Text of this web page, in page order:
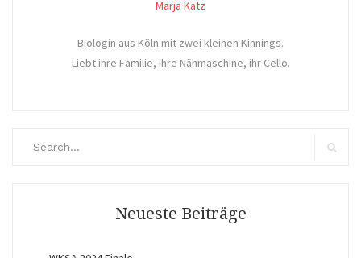
Marja Katz
Biologin aus Köln mit zwei kleinen Kinnings.
Liebt ihre Familie, ihre Nähmaschine, ihr Cello.
Neueste Beiträge